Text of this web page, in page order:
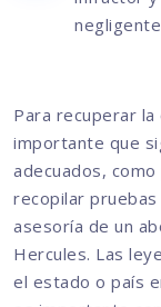
Para recuperar
importante que
adecuados,
recopilar
asesoría de un
Hercules. Las
el estado o país